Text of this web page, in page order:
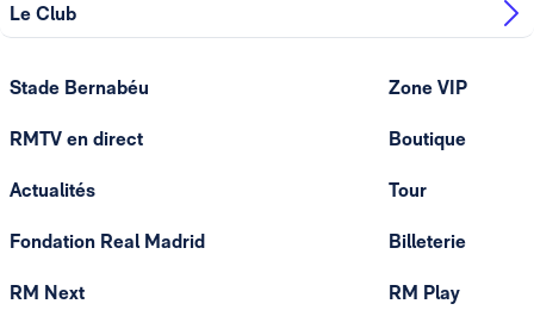
Le Club
Stade Bernabéu
RMTV en direct
Actualités
Fondation Real Madrid
RM Next
Zone VIP
Boutique
Tour
Billeterie
RM Play